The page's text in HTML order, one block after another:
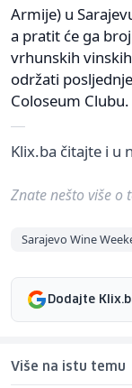
Armije) u
a pratit će ga
vrhunskih
održati
Coloseum Clubu.
Klix.ba čitajte i u
Znate nešto više o
Sarajevo Wine
Dodajte
Više na istu temu